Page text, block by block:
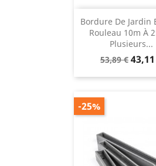
Bordure De Jardin
Rouleau 10m À
Plusieurs...
Prix
base
53,89 € Prix
-25%